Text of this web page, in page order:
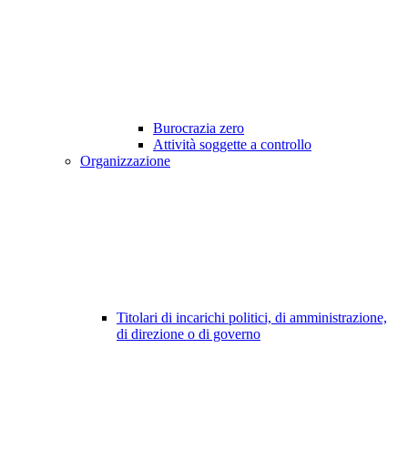
Burocrazia zero
Attività soggette a controllo
Organizzazione
Titolari di incarichi politici, di amministrazione,
di direzione o di governo